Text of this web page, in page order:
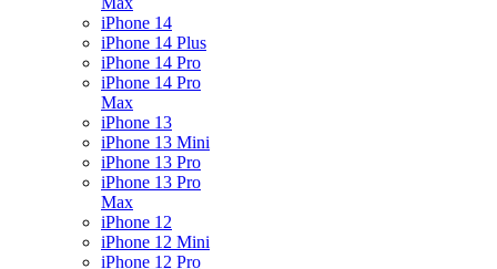
iPhone 14
iPhone 14 Plus
iPhone 14 Pro
iPhone 14 Pro
Max
iPhone 13
iPhone 13 Mini
iPhone 13 Pro
iPhone 13 Pro
Max
iPhone 12
iPhone 12 Mini
iPhone 12 Pro